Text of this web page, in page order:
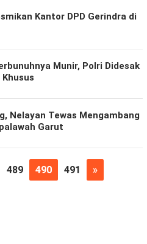
Kantor DPD Gerindra di
Munir, Polri Didesak
Nelayan Tewas Mengambang
Garut
489 490 491 »